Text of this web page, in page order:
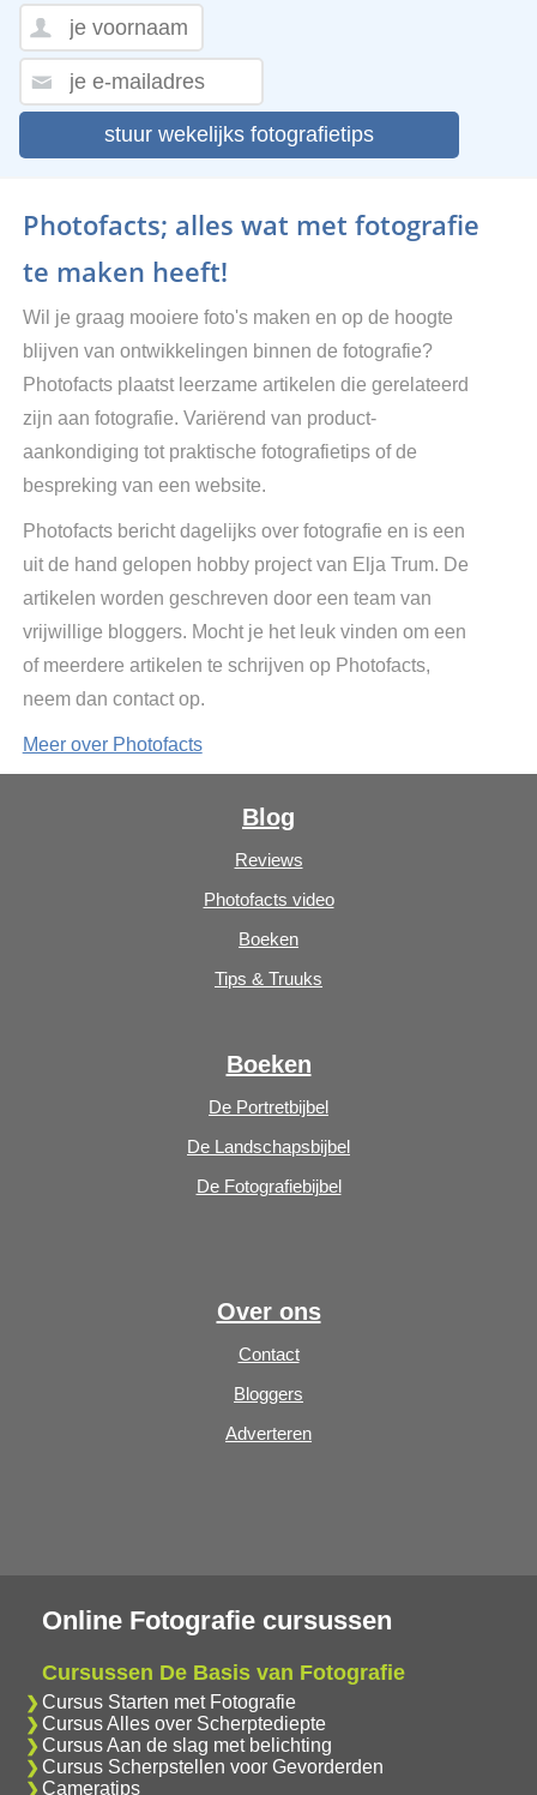
stuur wekelijks fotografietips
Photofacts; alles wat met fotografie
te maken heeft!
Wil je graag mooiere foto's maken en op de hoogte
blijven van ontwikkelingen binnen de fotografie?
Photofacts plaatst leerzame artikelen die gerelateerd
zijn aan fotografie. Variërend van product-
aankondiging tot praktische fotografietips of de
bespreking van een website.
Photofacts bericht dagelijks over fotografie en is een
uit de hand gelopen hobby project van Elja Trum. De
artikelen worden geschreven door een team van
vrijwillige bloggers. Mocht je het leuk vinden om een
of meerdere artikelen te schrijven op Photofacts,
neem dan contact op.
Meer over Photofacts
Blog
Reviews
Photofacts video
Boeken
Tips & Truuks
Boeken
De Portretbijbel
De Landschapsbijbel
De Fotografiebijbel
Over ons
Contact
Bloggers
Adverteren
Online Fotografie cursussen
Cursussen De Basis van Fotografie
Cursus Starten met Fotografie
Cursus Alles over Scherptediepte
Cursus Aan de slag met belichting
Cursus Scherpstellen voor Gevorderden
Cameratips